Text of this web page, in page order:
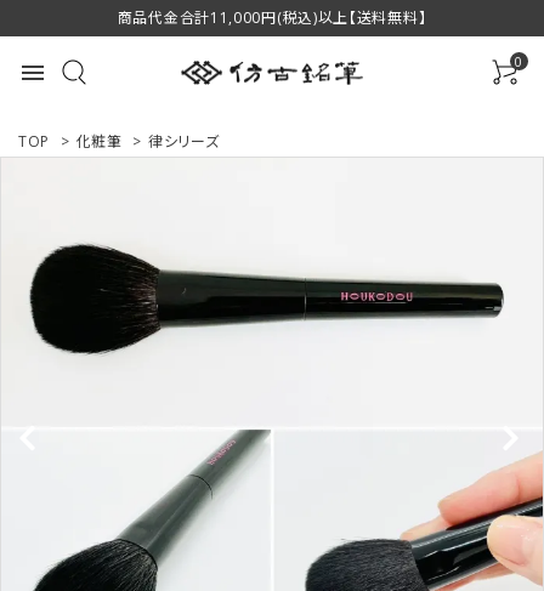
商品代金合計11,000円(税込)以上【送料無料】
menu 0
ACCOUNT MENU
ようこそ ゲスト 様
新規会員登録
私たちについて
ご利用ガイド
TOP > 化粧筆 > 律シリーズ